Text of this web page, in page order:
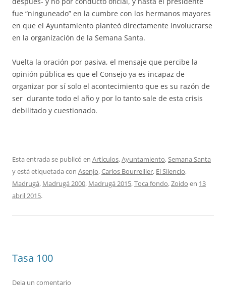
fue “ninguneado” en la cumbre con los hermanos mayores
en que el Ayuntamiento planteó directamente involucrarse
en la organización de la Semana Santa.
Vuelta la oración por pasiva, el mensaje que percibe la
opinión pública es que el Consejo ya es incapaz de
organizar por sí solo el acontecimiento que es su razón de
ser durante todo el año y por lo tanto sale de esta crisis
debilitado y cuestionado.
Esta entrada se publicó en Artículos,Ayuntamiento,Semana Santa
y está etiquetada con Asenjo,Carlos Bourrellier, El Silencio,
Madrugá, Madrugá 2000, Madrugá 2015,Toca fondo,Zoido en 13
abril 2015.
Tasa 100
Deja un comentario